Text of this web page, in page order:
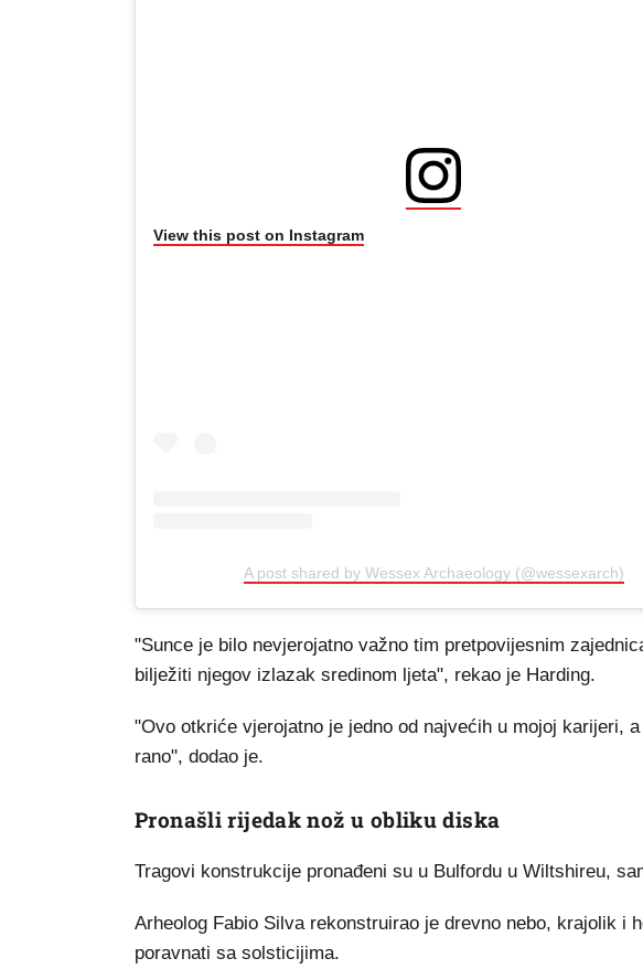
View this post on Instagram
A post shared by Wessex Archaeology (@wessexarch)
"Sunce je bilo nevjerojatno važno tim pretpovijesnim
bilježiti njegov izlazak sredinom ljeta", rekao je Harding.
"Ovo otkriće vjerojatno je jedno od najvećih u mojoj karijeri,
rano", dodao je.
Pronašli rijedak nož u obliku diska
Tragovi konstrukcije pronađeni su u Bulfordu u Wiltshireu,
Arheolog Fabio Silva rekonstruirao je drevno nebo, krajolik i
poravnati sa solsticijima.